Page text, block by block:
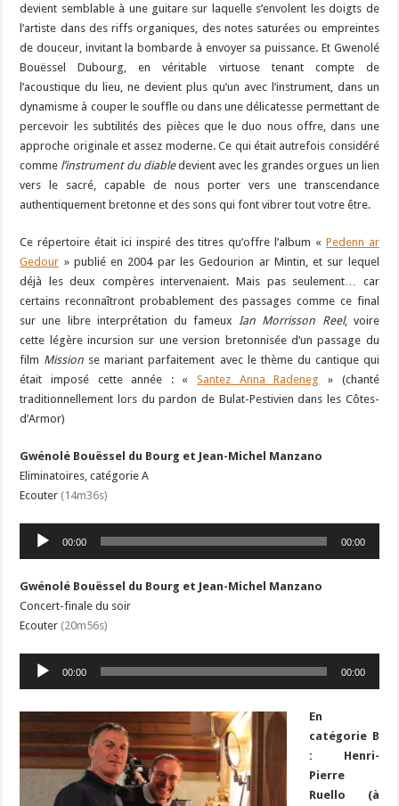
devient semblable à une guitare sur laquelle s’envolent les doigts de
l’artiste dans des riffs organiques, des notes saturées ou empreintes
de douceur, invitant la bombarde à envoyer sa puissance. Et Gwenolé
Bouëssel Dubourg, en véritable virtuose tenant compte de
l’acoustique du lieu, ne devient plus qu’un avec l’instrument, dans un
dynamisme à couper le souffle ou dans une délicatesse permettant de
percevoir les subtilités des pièces que le duo nous offre, dans une
approche originale et assez moderne. Ce qui était autrefois considéré
comme l’instrument du diabledevient avec les grandes orgues un lien
vers le sacré, capable de nous porter vers une transcendance
authentiquement bretonne et des sons qui font vibrer tout votre être.
Ce répertoire était ici inspiré des titres qu’offre l’album « Pedenn ar
Gedour » publié en 2004 par les Gedourion ar Mintin, et sur lequel
déjà les deux compères intervenaient. Mais pas seulement… car
certains reconnaîtront probablement des passages comme ce final
sur une libre interprétation du fameux
Ian Morrisson Reel, voire
cette légère incursion sur une version bretonnisée d’un passage du
film Mission se mariant parfaitement avec le thème du cantique qui
était imposé cette année : «Santez Anna Radeneg » (chanté
traditionnellement lors du pardon de Bulat-Pestivien dans les Côtes-
d’Armor)
Gwénolé Bouëssel du Bourg et Jean-Michel Manzano
Eliminatoires, catégorie A
Ecouter (14m36s)
Lecteur
audio
00:00 00:00
Gwénolé Bouëssel du Bourg et Jean-Michel Manzano
Concert-finale du soir
Ecouter (20m56s)
Lecteur
audio
00:00 00:00
En
catégorie B
: Henri-
Pierre
Ruello (à